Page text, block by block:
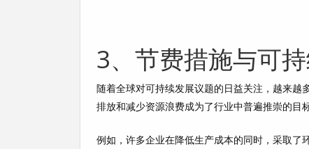
3、节费措施与可
随着全球对可持续发展议题的日益关注，越来
排放和减少资源浪费成为了行业中普遍推崇的目
例如，许多企业在降低生产成本的同时，采取了